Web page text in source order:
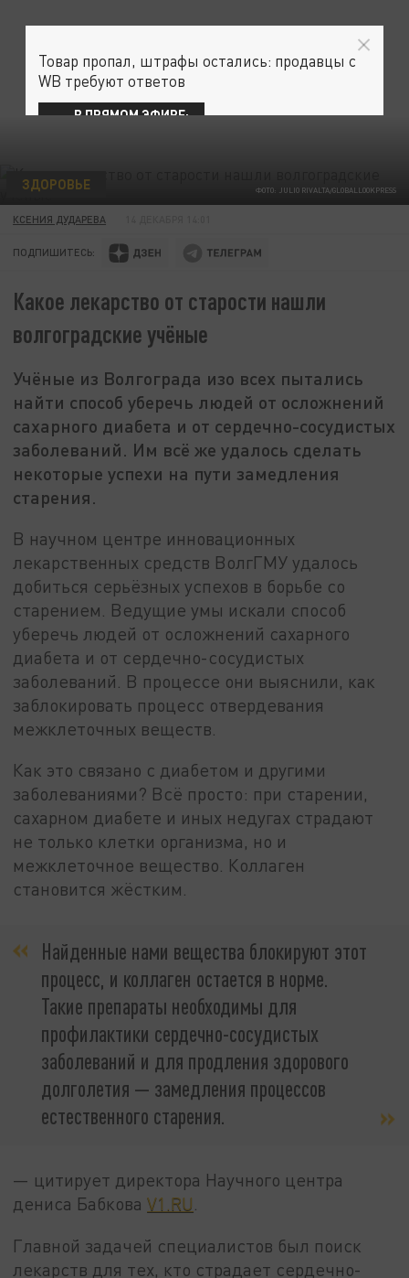
ФОТО: JULIO RIVALTA/GLOBALLOOKPRESS
ЗДОРОВЬЕ
КСЕНИЯ ДУДАРЕВА
ПОДПИШИТЕСЬ:
Какое лекарство от старости нашли
волгоградские учёные
Учёные из Волгограда изо всех пытались
найти способ уберечь людей от осложнений
сахарного диабета и от сердечно-сосудистых
заболеваний. Им всё же удалось сделать
некоторые успехи на пути замедления
старения.
В научном центре инновационных
лекарственных средств ВолгГМУ удалось
добиться серьёзных успехов в борьбе со
старением. Ведущие умы искали способ
уберечь людей от осложнений сахарного
диабета и от сердечно-сосудистых
заболеваний. В процессе они выяснили, как
заблокировать процесс отвердевания
межклеточных веществ.
Как это связано с диабетом и другими
заболеваниями? Всё просто: при старении,
сахарном диабете и иных недугах страдают
не только клетки организма, но и
межклеточное вещество. Коллаген
становится жёстким.
Найденные нами вещества блокируют этот
процесс, и коллаген остается в норме.
Такие препараты необходимы для
профилактики сердечно-сосудистых
заболеваний и для продления здорового
долголетия — замедления процессов
естественного старения.
— цитирует директора Научного центра
дениса БабковаV1.RU
Главной задачей специалистов был поиск
лекарств для тех, кто страдает сердечно-
Товар пропал, штрафы остались: продавцы с
WB требуют ответов
В ПРЯМОМ ЭФИРЕ: